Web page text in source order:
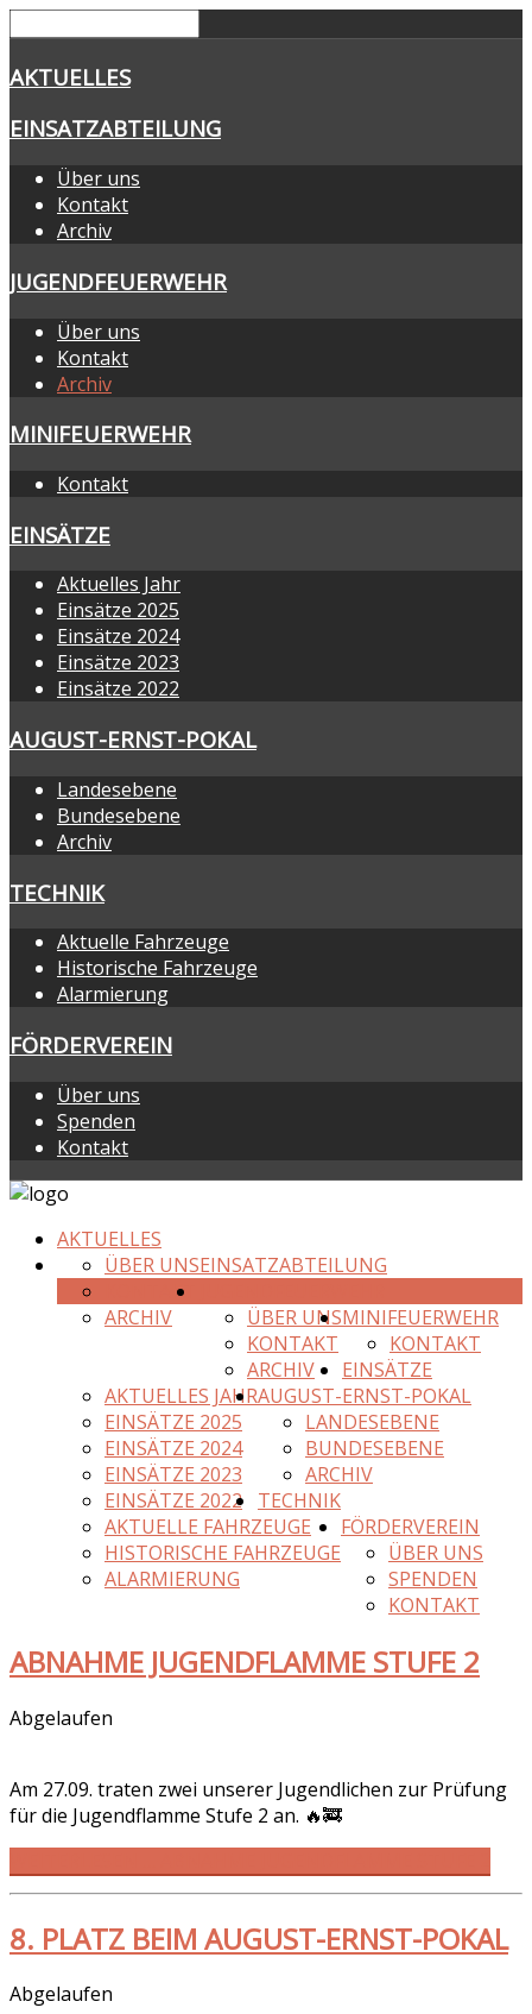
AKTUELLES
EINSATZABTEILUNG
Über uns
Kontakt
Archiv
JUGENDFEUERWEHR
Über uns
Kontakt
Archiv
MINIFEUERWEHR
Kontakt
EINSÄTZE
Aktuelles Jahr
Einsätze 2025
Einsätze 2024
Einsätze 2023
Einsätze 2022
AUGUST-ERNST-POKAL
Landesebene
Bundesebene
Archiv
TECHNIK
Aktuelle Fahrzeuge
Historische Fahrzeuge
Alarmierung
FÖRDERVEREIN
Über uns
Spenden
Kontakt
AKTUELLES
EINSATZABTEILUNG
ÜBER UNS
KONTAKT
ARCHIV
ÜBER UNS
KONTAKT
ARCHIV
MINIFEUERWEHR
KONTAKT
EINSÄTZE
AKTUELLES JAHR
EINSÄTZE 2025
EINSÄTZE 2024
EINSÄTZE 2023
EINSÄTZE 2022
AUGUST-ERNST-POKAL
LANDESEBENE
BUNDESEBENE
ARCHIV
TECHNIK
AKTUELLE FAHRZEUGE
HISTORISCHE FAHRZEUGE
ALARMIERUNG
FÖRDERVEREIN
ÜBER UNS
SPENDEN
KONTAKT
ABNAHME JUGENDFLAMME STUFE 2
Abgelaufen
Am 27.09. traten zwei unserer Jugendlichen zur Prüfung
für die Jugendflamme Stufe 2 an. 🔥🚒
8. PLATZ BEIM AUGUST-ERNST-POKAL
Abgelaufen